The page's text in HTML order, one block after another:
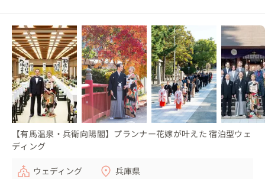
【有馬温泉・兵衛向陽閣】プランナー花嫁が叶えた 宿泊型ウェ
ディング
ウェディング
兵庫県